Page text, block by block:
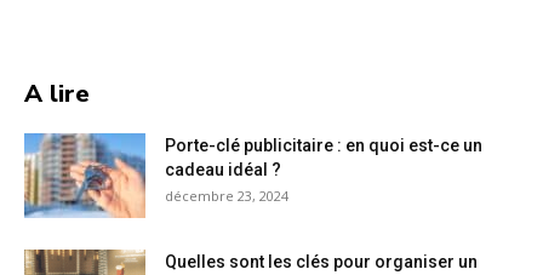
A lire
Porte-clé publicitaire : en quoi est-ce un
cadeau idéal ?
décembre 23, 2024
Quelles sont les clés pour organiser un